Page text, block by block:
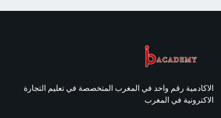
الاكادمية رقم واحد في المغرب المتخصصة في تعليم التجارة
الاكترونية في المغرب